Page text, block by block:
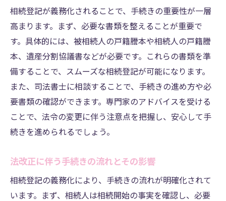
相続登記が義務化されることで、手続きの重要性が一層
高まります。まず、必要な書類を整えることが重要で
す。具体的には、被相続人の戸籍謄本や相続人の戸籍謄
本、遺産分割協議書などが必要です。これらの書類を準
備することで、スムーズな相続登記が可能になります。
また、司法書士に相談することで、手続きの進め方や必
要書類の確認ができます。専門家のアドバイスを受ける
ことで、法令の変更に伴う注意点を把握し、安心して手
続きを進められるでしょう。
法改正に伴う手続きの流れとその影響
相続登記の義務化により、手続きの流れが明確化されて
います。まず、相続人は相続開始の事実を確認し、必要